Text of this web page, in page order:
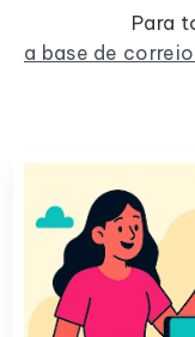
Para
a base de